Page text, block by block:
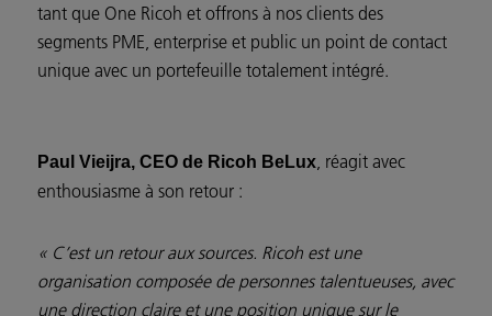
tant que One Ricoh et offrons à nos clients des
segments PME, enterprise et public un point de contact
unique avec un portefeuille totalement intégré.
Paul Vieijra, CEO de Ricoh BeLux , réagit avec
enthousiasme à son retour :
« C’est un retour aux sources. Ricoh est une
organisation composée de personnes talentueuses, avec
une direction claire et une position unique sur le